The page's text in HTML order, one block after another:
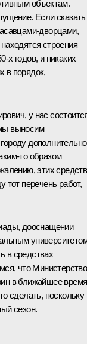
объектам.
Если сказать
дворцами,
строения
х годов, и никаких
в порядок,
у нас
выносим
то образом
этих средств
тот перечень работ,
дооснащении
в средствах
что Министерство
в ближайшее время
сделать, поскольку
сезон.